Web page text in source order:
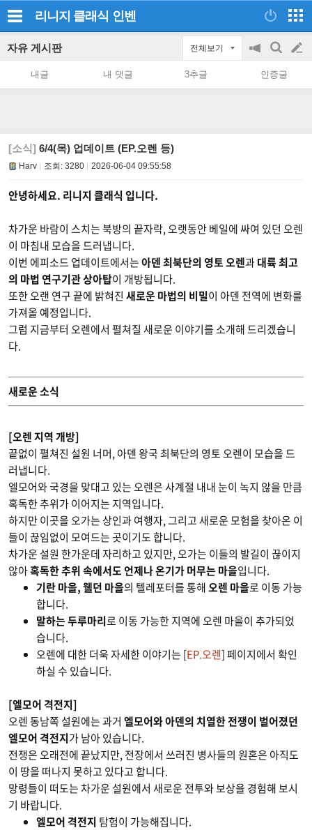
리니지 클래식 인벤
자유 게시판 전체보기
공
on/off
검
색
글
쓰
내글 내 댓글 3추글 인증글
[소식] 6/4(목) 업데이트 (EP.오렌 등)
Harv 조회: 3280 2026-06-04 09:55:58
안녕하세요. 리니지 클래식 입니다.
차가운 바람이 스치는 북방의 끝자락, 오랫동안 베일에 싸여 있던 오렌
이 마침내 모습을 드러냅니다.
이번 에피소드 업데이트에서는아덴 최북단의 영토 오렌과대륙 최고
의 마법 연구기관 상아탑이 개방됩니다.
또한 오랜 연구 끝에 밝혀진 새로운 마법의 비밀이 아덴 전역에 변화를
가져올 예정입니다.
그럼 지금부터 오렌에서 펼쳐질 새로운 이야기를 소개해 드리겠습니
다.
새로운 소식
[오렌 지역 개방]
끝없이 펼쳐진 설원 너머, 아덴 왕국 최북단의 영토 오렌이 모습을 드
러냅니다.
엘모어와 국경을 맞대고 있는 오렌은 사계절 내내 눈이 녹지 않을 만큼
혹독한 추위가 이어지는 지역입니다.
하지만 이곳을 오가는 상인과 여행자, 그리고 새로운 모험을 찾아온 이
들이 끊임없이 모여드는 곳이기도 합니다.
차가운 설원 한가운데 자리하고 있지만, 오가는 이들의 발길이 끊이지
않아혹독한 추위 속에서도 언제나 온기가 머무는 마을입니다.
기란 마을, 웰던 마을의 텔레포터를 통해오렌 마을로 이동 가능
합니다.
말하는 두루마리로 이동 가능한 지역에 오렌 마을이 추가되었
습니다.
오렌에 대한 더욱 자세한 이야기는 [EP.오렌] 페이지에서 확인
하실 수 있습니다.
[엘모어 격전지]
오렌 동남쪽 설원에는 과거 엘모어와 아덴의 치열한 전쟁이 벌어졌던
엘모어 격전지가 남아 있습니다.
전쟁은 오래전에 끝났지만, 전장에서 쓰러진 병사들의 원혼은 아직도
이 땅을 떠나지 못하고 있다고 합니다.
망령들이 떠도는 차가운 설원에서 새로운 전투와 보상을 경험해 보시
기 바랍니다.
엘모어 격전지 탐험이 가능해집니다.